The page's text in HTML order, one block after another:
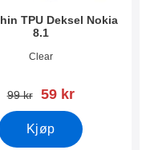
TPU Deksel Nokia
8.1
30236
Clear
gammel pris
99 kr ny pris
59 kr
Kjøp